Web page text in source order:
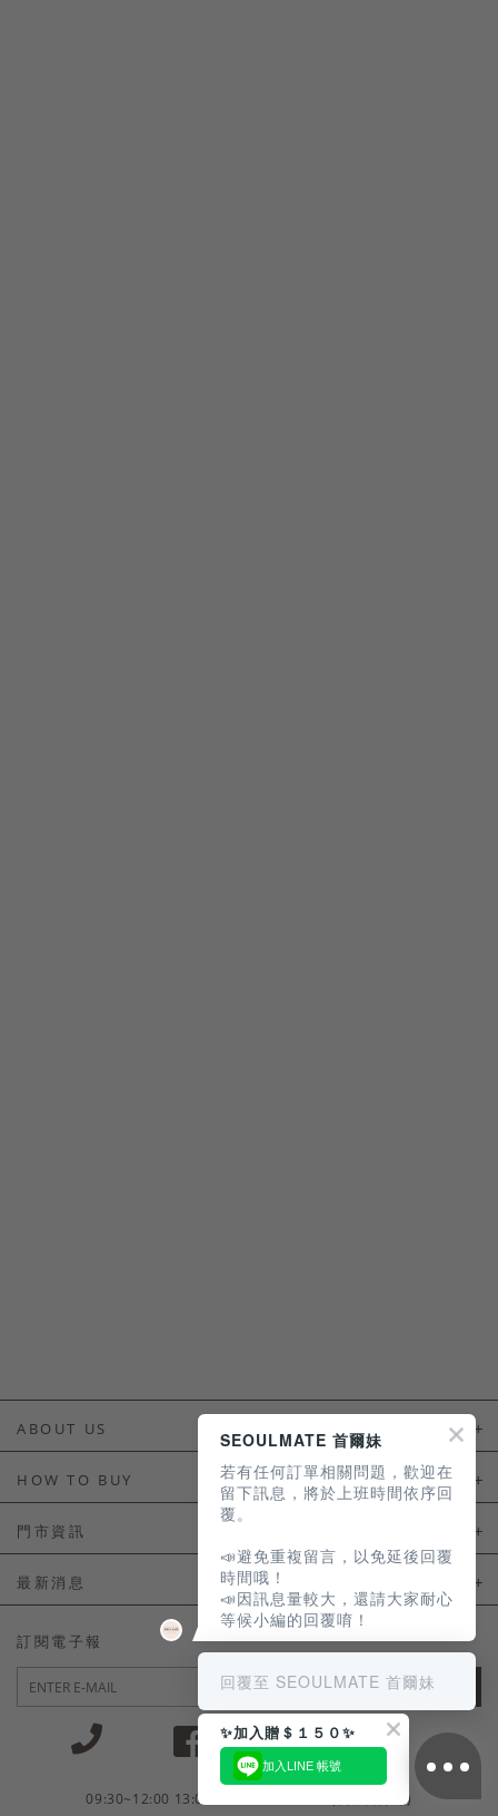
ABOUT US
HOW TO BUY
如何購買
會員常見問題
訂單常見問題
商品售後服務
電子發票
門市資訊
門市資訊
最新消息
LINE官方會員活動
訂閱電子報
JOIN
09:30~12:00 13:00~18:30 / Mon - Fri(例假日除外)
SEOULMATE 首爾妹
若有任何訂單相關問題，歡迎在
留下訊息，將於上班時間依序回
覆。
📣避免重複留言，以免延後回覆
時間哦！
📣因訊息量較大，還請大家耐心
等候小編的回覆唷！
回覆至 SEOULMATE 首爾妹
✨加入贈＄１５０✨
加入LINE 帳號